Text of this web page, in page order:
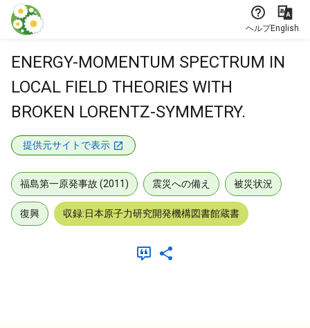
本文に飛ぶ
ヘルプEnglish
ENERGY-MOMENTUM SPECTRUM IN
LOCAL FIELD THEORIES WITH
BROKEN LORENTZ-SYMMETRY.
提供元サイトで表示
福島第一原発事故 (2011) 震災への備え 被災状況
復興 収録:日本原子力研究開発機構図書館蔵書